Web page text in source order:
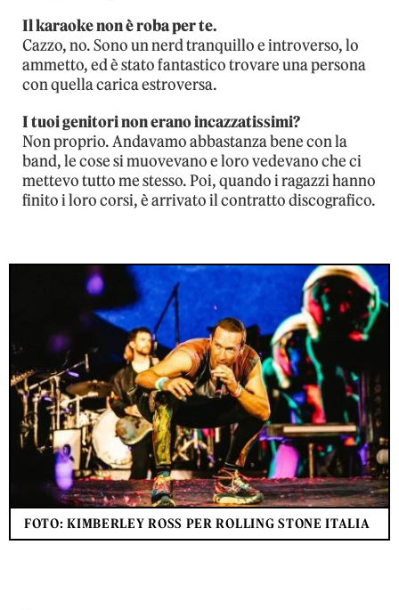
Il karaoke non è roba per te.
Cazzo, no. Sono un nerd tranquillo e introverso, lo
ammetto, ed è stato fantastico trovare una persona
con quella carica estroversa.
I tuoi genitori non erano incazzatissimi?
Non proprio. Andavamo abbastanza bene con la
band, le cose si muovevano e loro vedevano che ci
mettevo tutto me stesso. Poi, quando i ragazzi hanno
finito i loro corsi, è arrivato il contratto discografico.
FOTO: KIMBERLEY ROSS PER ROLLING STONE ITALIA